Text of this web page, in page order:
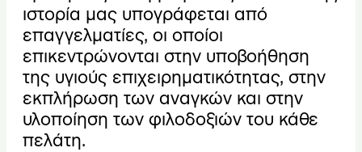
ιστορία μας υπογράφεται από
επαγγελματίες, οι οποίοι
επικεντρώνονται στην υποβοήθηση
της υγιούς επιχειρηματικότητας, στην
εκπλήρωση των αναγκών και στην
υλοποίηση των φιλοδοξιών του κάθε
πελάτη.